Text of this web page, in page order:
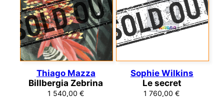
Thiago Mazza
Billbergia Zebrina
1 540,00 €
Sophie Wilkins
Le secret
1 760,00€